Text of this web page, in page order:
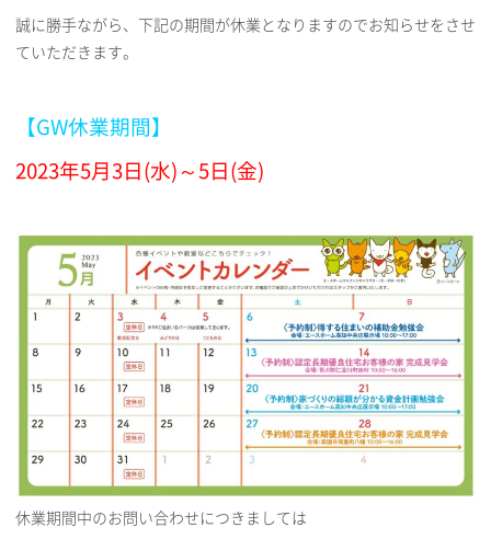
誠に勝手ながら、下記の期間が休業となりますのでお知らせをさせ
ていただきます。
【GW休業期間】
2023年5月3日(水)～5日(金)
休業期間中のお問い合わせにつきましては